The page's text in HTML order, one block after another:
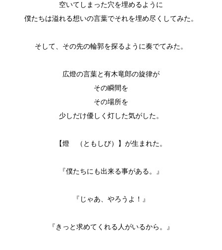
空いてしまった穴を埋めるように
僕たちは溢れる想いの言葉でそれを埋め尽くしてみた。
そして、その先の輪郭を探るように奏でてみた。
広燈の言葉と有木竜郎の旋律が
その瞬間を
その場所を
少しだけ優しく灯した気がした。
【燈 （ともしび）】が生まれた。
『僕たちにも出来る事がある。』
『じゃあ、やろうよ！』
『きっと求めてくれる人がいるから。』